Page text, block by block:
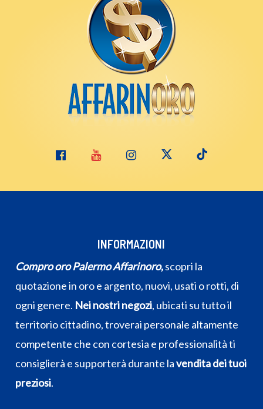
INFORMAZIONI
Compro oro Palermo Affarinoro,scopri la
quotazione in oro e argento, nuovi, usati o rotti, di
ogni genere. Nei nostri negozi, ubicati su tutto il
territorio cittadino, troverai personale altamente
competente che con cortesia e professionalità ti
consiglierà e supporterà durante lavendita dei tuoi
preziosi.